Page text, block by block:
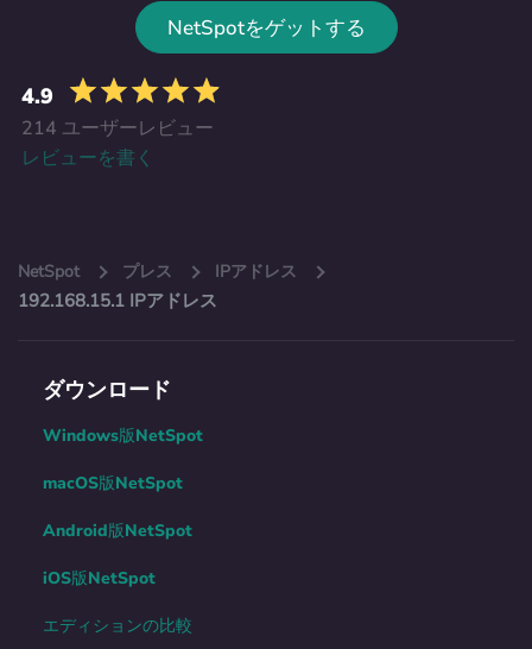
NetSpotをゲットする
4.9
214 ユーザーレビュー
レビューを書く
NetSpot プレス IPアドレス
192.168.15.1 IPアドレス
ダウンロード
Windows版NetSpot
macOS版NetSpot
Android版NetSpot
iOS版NetSpot
エディションの比較